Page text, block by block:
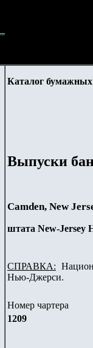
Каталог
Выпуски
Camden, New
штата New-Jersey
СПРАВКА:
Нью-Джерси.
Номер чартера
1209